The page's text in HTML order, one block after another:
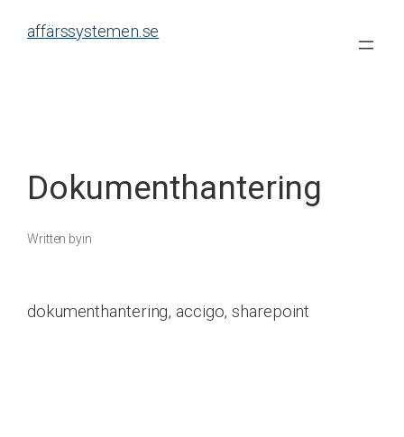
affärssystemen.se
Dokumenthantering
Written byin
dokumenthantering, accigo, sharepoint